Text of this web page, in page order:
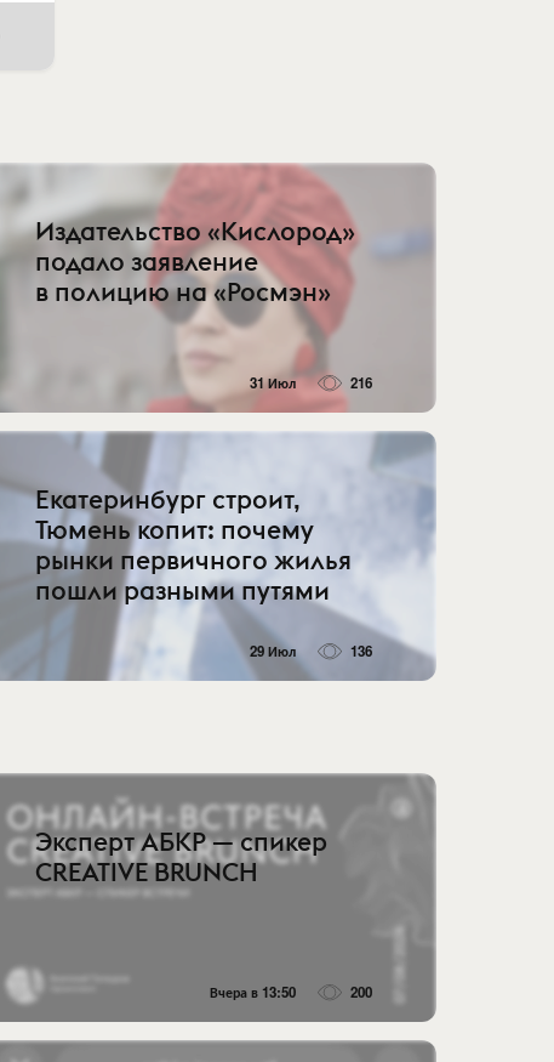
Издательство «Кислород»
подало заявление
в полицию на «Росмэн»
31 Июл 216
Екатеринбург строит,
Тюмень копит: почему
рынки первичного жилья
пошли разными путями
29 Июл 136
Эксперт АБКР — спикер
CREATIVE BRUNCH
Вчера в 13:50 200